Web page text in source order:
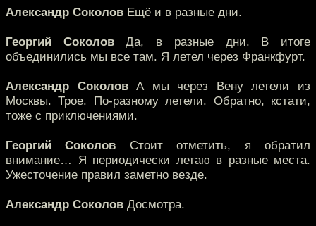
Александр Соколов Ещё и в разные дни.
Георгий СоколовДа, в разные дни. В итоге
объединились мы все там. Я летел через Франкфурт.
Александр СоколовА мы через Вену летели из
Москвы. Трое. По-разному летели. Обратно, кстати,
тоже с приключениями.
Георгий Соколов Стоит отметить, я обратил
внимание… Я периодически летаю в разные места.
Ужесточение правил заметно везде.
Александр Соколов Досмотра.